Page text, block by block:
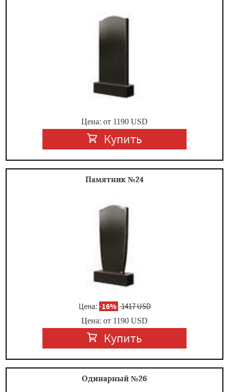
Цена: от 1190 USD
Купить
Памятник №24
Цена: -16% 1417 USD
Цена: от 1190 USD
Купить
Одинарный №26